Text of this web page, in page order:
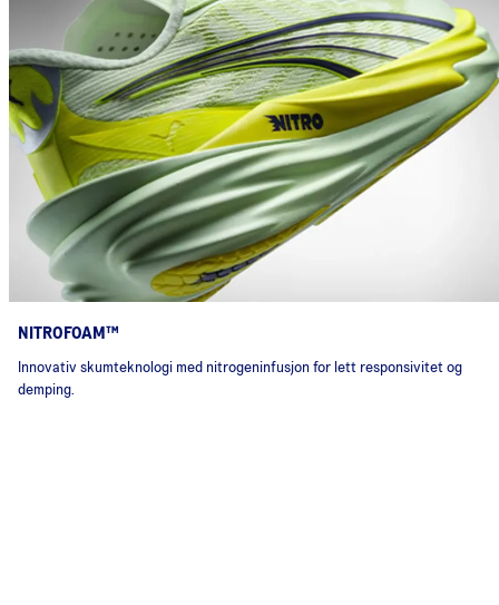
NITROFOAM™
Innovativ skumteknologi med nitrogeninfusjon for lett responsivitet og
demping.